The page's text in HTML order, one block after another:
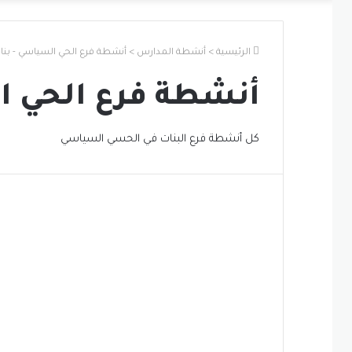
الرئيسية > أنشطة المدارس > أنشطة فرع الحي السياسي -
أنشطة فرع الحي
كل أنشطة فرع البنات في الحسي السياسي